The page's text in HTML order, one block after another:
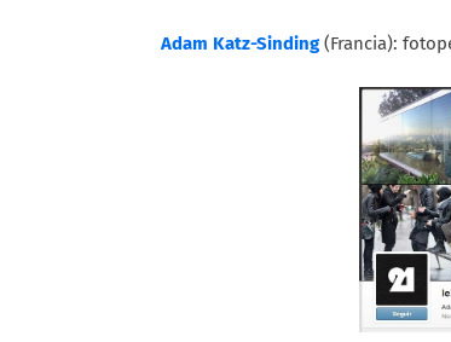
Adam Katz-Sinding(Francia):